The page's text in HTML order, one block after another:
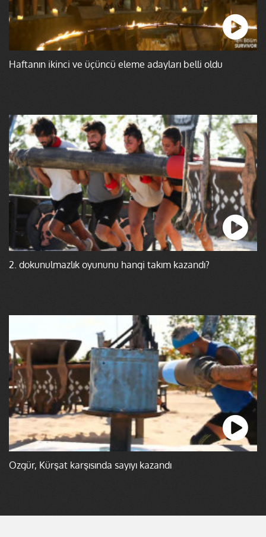
Haftanın ikinci ve üçüncü eleme adayları belli oldu
2. dokunulmazlık oyununu hangi takım kazandı?
Özgür, Kürşat karşısında sayıyı kazandı